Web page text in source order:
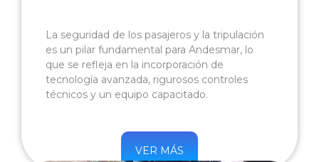
La seguridad de los pasajeros y la tripulación
es un pilar fundamental para Andesmar, lo
que se refleja en la incorporación de
tecnología avanzada, rigurosos controles
técnicos y un equipo capacitado.
VER MÁS